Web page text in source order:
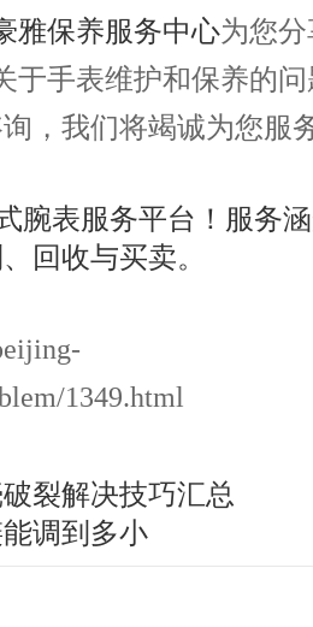
雅保养服务中心为您
于手表维护和保养的
，我们将竭诚为您服务
1349.html
裂解决技巧汇总
调到多小